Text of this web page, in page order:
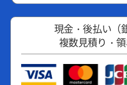
現金・後払い（
複数見積り・